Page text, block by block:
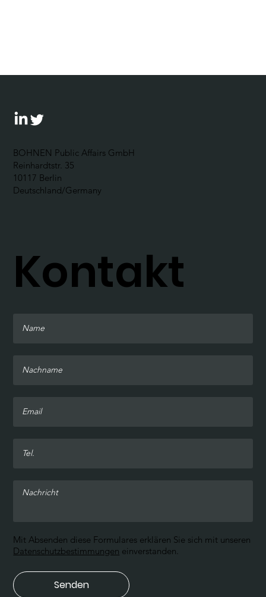
Senden
Mit Absenden diese Formulares erklären Sie sich mit unseren
Datenschutzbestimmungen einverstanden.
BOHNEN Public Affairs GmbH
Reinhardtstr. 35
10117 Berlin
Deutschland/Germany
Kontakt